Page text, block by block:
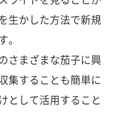
生かした方法で新規
さまざまな茄子に興
集することも簡単に
として活用すること